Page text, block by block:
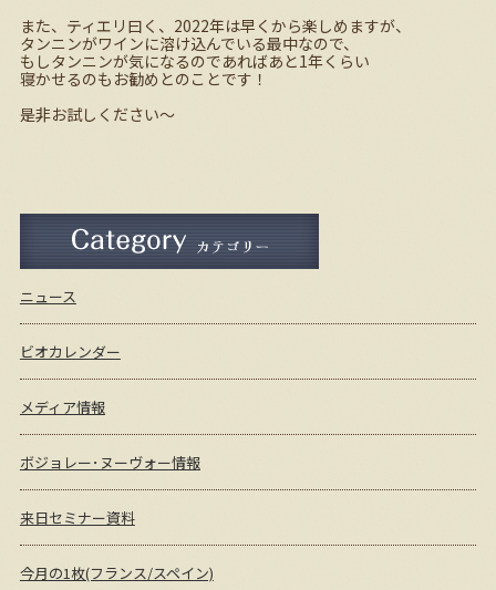
また、ティエリ曰く、 2022年は早くから楽しめますが、
タンニンがワインに溶け込んでいる最中なので、
もしタンニンが気になるのであればあと1年くらい
寝かせるのもお勧めとのことです！
是非お試しください～
ニュース
ビオカレンダー
メディア情報
ボジョレー･ヌーヴォー情報
来日セミナー資料
今月の1枚(フランス/スペイン)